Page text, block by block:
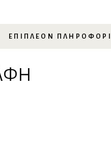
ΕΠΙΠΛΈΟΝ